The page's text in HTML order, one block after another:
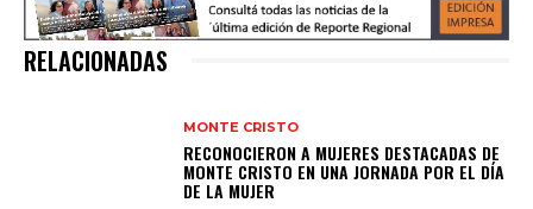
RELACIONADAS
MONTE CRISTO
RECONOCIERON A MUJERES DESTACADAS DE
MONTE CRISTO EN UNA JORNADA POR EL DÍA
DE LA MUJER